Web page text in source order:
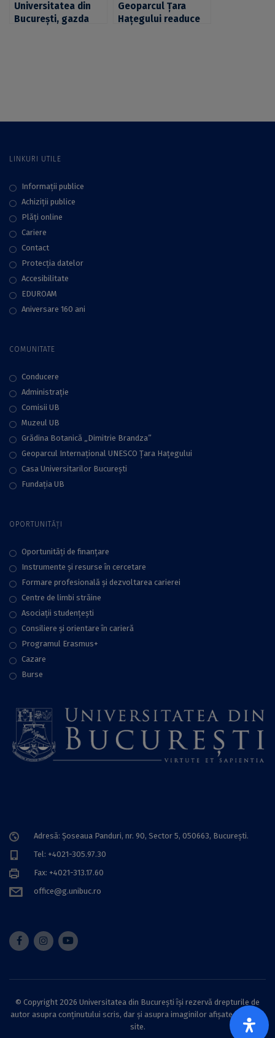
Universitatea din
București, gazda
Geoparcul Țara
Hațegului readuce
LINKURI UTILE
Informații publice
Achiziții publice
Plăţi online
Cariere
Contact
Protecţia datelor
Accesibilitate
EDUROAM
Aniversare 160 ani
COMUNITATE
Conducere
Administraţie
Comisii UB
Muzeul UB
Grădina Botanică „Dimitrie Brandza”
Geoparcul Internațional UNESCO Țara Hațegului
Casa Universitarilor București
Fundaţia UB
OPORTUNITĂȚI
Oportunități de finanțare
Instrumente și resurse în cercetare
Formare profesională și dezvoltarea carierei
Centre de limbi străine
Asociații studențești
Consiliere şi orientare în carieră
Programul Erasmus+
Cazare
Burse
Adresă: Șoseaua Panduri, nr. 90, Sector 5, 050663, Bucureşti.
Tel: +4021-305.97.30
Fax: +4021-313.17.60
office@g.unibuc.ro
© Copyright 2026 Universitatea din București își rezervă drepturile de
autor asupra conținutului scris, dar și asupra imaginilor afișate pe acest
site.